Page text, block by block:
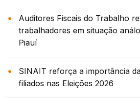
Auditores Fiscais do Trabalho
trabalhadores em situação
Piauí
SINAIT reforça a importância
filiados nas Eleições 2026